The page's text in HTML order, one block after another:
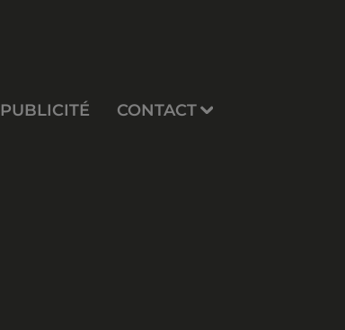
PUBLICITÉ CONTACT